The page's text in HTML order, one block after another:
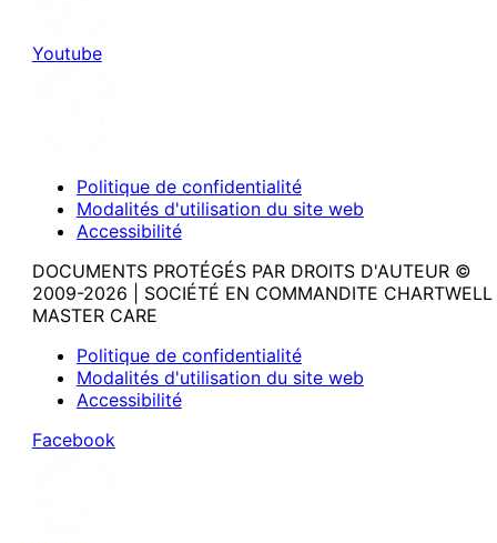
Youtube
Politique de confidentialité
Modalités d'utilisation du site web
Accessibilité
DOCUMENTS PROTÉGÉS PAR DROITS D'AUTEUR ©
2009-2026 | SOCIÉTÉ EN COMMANDITE CHARTWELL
MASTER CARE
Politique de confidentialité
Modalités d'utilisation du site web
Accessibilité
Facebook